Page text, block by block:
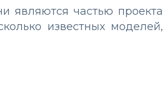
являются частью проекта
известных моделей,